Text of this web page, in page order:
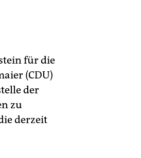
für die
(CDU)
der
zu
derzeit